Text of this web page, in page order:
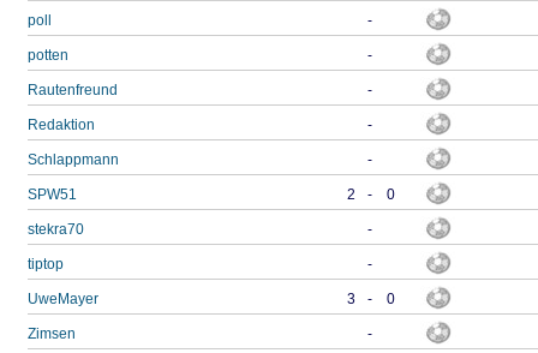
poll -
potten -
Rautenfreund -
Redaktion -
Schlappmann -
SPW51 2 - 0
stekra70 -
tiptop -
UweMayer 3 - 0
Zimsen -